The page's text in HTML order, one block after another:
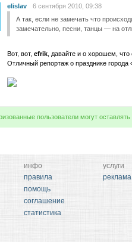
elislav
6 сентября 2010, 09:38
А так, если не замечать что
замечательно, песни, танцы — на
Вот, вот, efrik , давайте и о хорошем,
Отличный репортаж о празднике
пользователи могут
инфо
правила
помощь
соглашение
статистика
услуги
реклама